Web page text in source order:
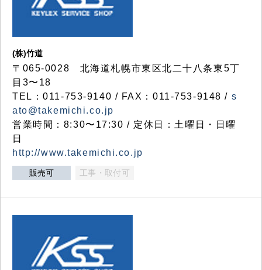
(株)竹道
〒065-0028 北海道札幌市東区北二十八条東5丁
目3〜18
TEL：011-753-9140 / FAX：011-753-9148 / s
ato@takemichi.co.jp
営業時間：8:30〜17:30 / 定休日：土曜日・日曜
日
http://www.takemichi.co.jp
販売可 工事・取付可